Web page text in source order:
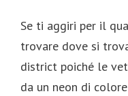
Se ti aggiri per il
trovare dove si
district poiché le
da un neon di